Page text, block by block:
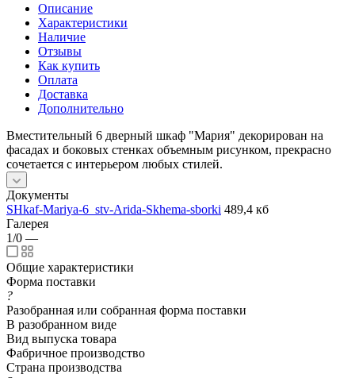
Описание
Характеристики
Наличие
Отзывы
Как купить
Оплата
Доставка
Дополнительно
Вместительный 6 дверный шкаф "Мария" декорирован на
фасадах и боковых стенках объемным рисунком, прекрасно
сочетается с интерьером любых стилей.
Документы
SHkaf-Mariya-6_stv-Arida-Skhema-sborki 489,4 кб
Галерея
1/0 —
Общие характеристики
Форма поставки
?
Разобранная или собранная форма поставки
В разобранном виде
Вид выпуска товара
Фабричное производство
Страна производства